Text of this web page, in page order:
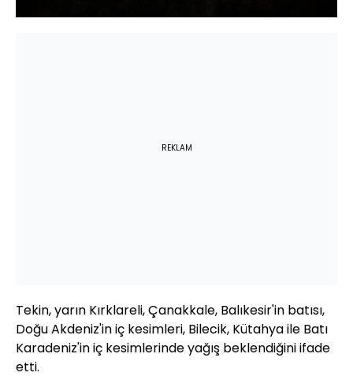
REKLAM
Tekin, yarın Kırklareli, Çanakkale, Balıkesir'in batısı,
Doğu Akdeniz'in iç kesimleri, Bilecik, Kütahya ile Batı
Karadeniz'in iç kesimlerinde yağış beklendiğini ifade
etti.